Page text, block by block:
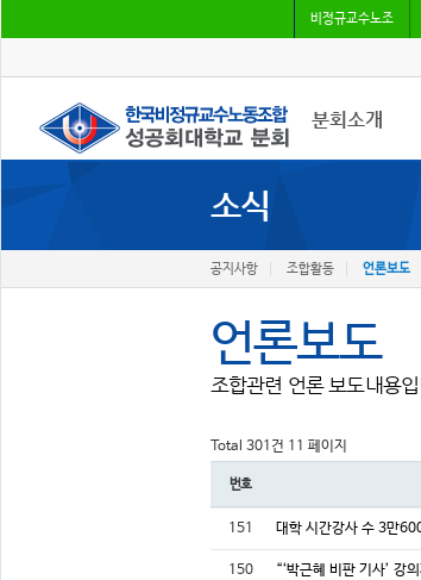
비정규교수노조
분회소개
조합원가입
소식
공지사항 조합활동 언론보도
언론보도
조합관련 언론 보도내용
Total 301건 11 페이지
번호
151 대학 시간강사 수 3만
150 “‘박근혜 비판 기사’ 강